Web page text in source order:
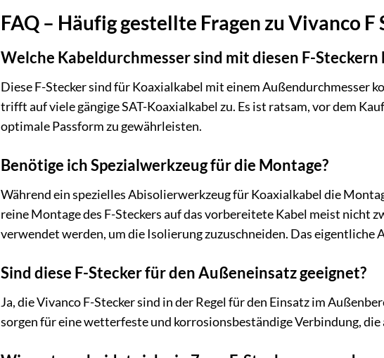
FAQ – Häufig gestellte Fragen zu Vivanco F
Welche Kabeldurchmesser sind mit diesen F-Steckern
Diese F-Stecker sind für Koaxialkabel mit einem Außendurchmesser
trifft auf viele gängige SAT-Koaxialkabel zu. Es ist ratsam, vor dem
optimale Passform zu gewährleisten.
Benötige ich Spezialwerkzeug für die Montage?
Während ein spezielles Abisolierwerkzeug für Koaxialkabel die
reine Montage des F-Steckers auf das vorbereitete Kabel meist nicht
verwendet werden, um die Isolierung zuzuschneiden. Das eigentliche
Sind diese F-Stecker für den Außeneinsatz geeignet?
Ja, die Vivanco F-Stecker sind in der Regel für den Einsatz im
sorgen für eine wetterfeste und korrosionsbeständige Verbindung,